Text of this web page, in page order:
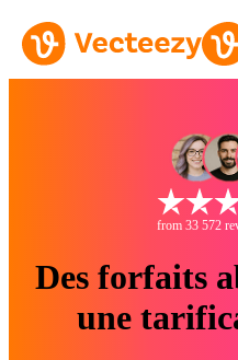
from 33 572
Des forfaits
une